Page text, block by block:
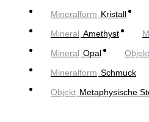
Mineralform Kristall
Mineral Amethyst
Mineral Opal Objekt
Mineralform Schmuck
Objekt Metaphysische